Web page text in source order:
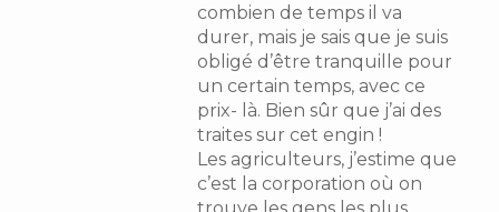
combien de temps il va
durer, mais je sais que je suis
obligé d’être tranquille pour
un certain temps, avec ce
prix- là. Bien sûr que j’ai des
traites sur cet engin !
Les agriculteurs, j’estime que
c’est la corporation où on
trouve les gens les plus